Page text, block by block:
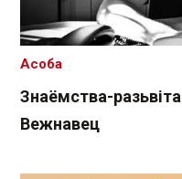
Знаёмства-
Вежнавец
Асоба